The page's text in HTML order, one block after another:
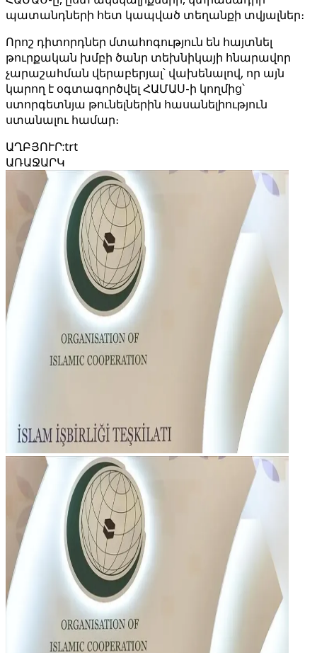
պատանդների հետ կապված տեղանքի տվյալներ։
Որոշ դիտորդներ մտահոգություն են հայտնել
թուրքական խմբի ծանր տեխնիկայի հնարավոր
չարաշահման վերաբերյալ՝ վախենալով, որ այն
կարող է օգտագործվել ՀԱՄԱՍ-ի կողմից՝
ստորգետնյա թունելներին հասանելիություն
ստանալու համար։
ԱՂԲՅՈՒՐ:trt
ԱՌԱՋԱՐԿ